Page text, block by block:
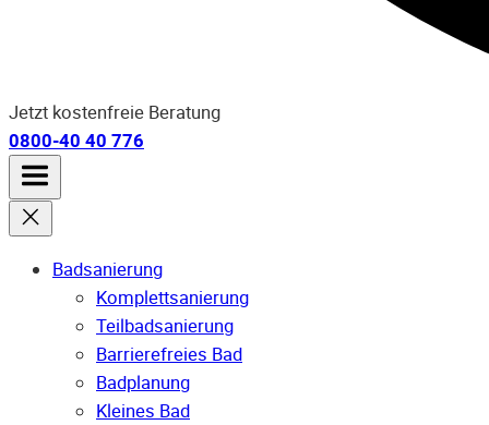
Jetzt kostenfreie Beratung
0800-40 40 776
Badsanierung
Komplettsanierung
Teilbadsanierung
Barrierefreies Bad
Badplanung
Kleines Bad